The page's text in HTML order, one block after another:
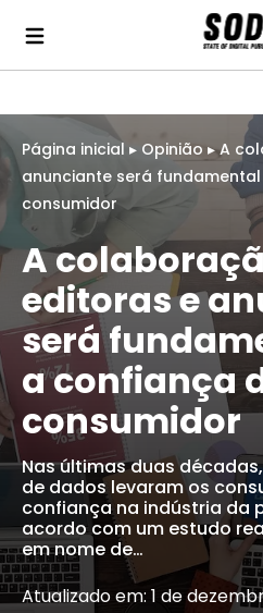
Página inicial ▸ Opinião ▸A
anunciante será
consumidor
A
editoras e
será
a confiança
consumidor
Nas últimas duas
de dados levaram os
confiança na indústria da
acordo com um estudo
em nome de…
Atualizado em: 1 de